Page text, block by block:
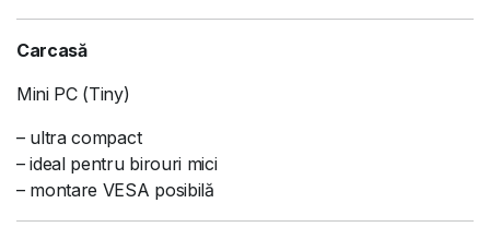
Carcasă
Mini PC (Tiny)
– ultra compact
– ideal pentru birouri mici
– montare VESA posibilă